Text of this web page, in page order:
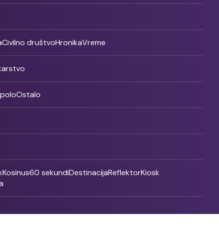
Civilno društvoHronikaVreme
Ostalo
Kosinus60 sekundiDestinacijaReflektorKiosk